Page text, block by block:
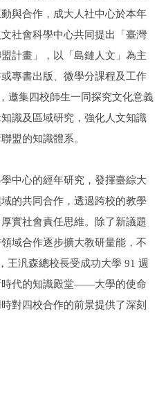
與合作，成大人社中心於本年
社會科學中心共同提出「臺灣
計畫」，以「島鏈人文」為主
專書出版、微學分課程及工作
邀集四校師生一同探究文化意義
識及區域研究，強化人文知識
盟的知識體系。
中心的經年研究，發揮臺綜大
的共同合作，透過跨校的教學
實社會責任思維。除了新議題
域合作逐步擴大教研量能，不
王汎森總校長受成功大學 91 週
時代的知識殿堂——大學的使命
對四校合作的前景提供了深刻